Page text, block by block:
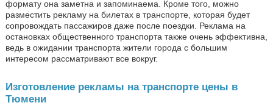
формату она заметна и запоминаема. Кроме того, можно
разместить рекламу на билетах в транспорте, которая будет
сопровождать пассажиров даже после поездки. Реклама на
остановках общественного транспорта также очень эффективна,
ведь в ожидании транспорта жители города с большим
интересом рассматривают все вокруг.
Изготовление рекламы на транспорте цены в
Тюмени